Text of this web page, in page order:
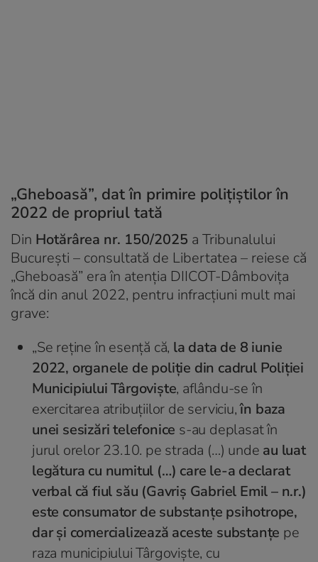
„Gheboasă”, dat în primire polițiștilor în
2022 de propriul tată
Din Hotărârea nr. 150/2025 a Tribunalului
București – consultată de Libertatea – reiese că
„Gheboasă” era în atenția DIICOT-Dâmbovița
încă din anul 2022, pentru infracțiuni mult mai
grave:
„Se reține în esență că, la data de 8 iunie
2022, organele de poliție din cadrul Poliției
Municipiului Târgoviște, aflându-se în
exercitarea atribuțiilor de serviciu,în baza
unei sesizări telefonice s-au deplasat în
jurul orelor 23.10. pe strada (…) unde au luat
legătura cu numitul (…) care le-a declarat
verbal că fiul său (Gavriș Gabriel Emil – n.r.)
este consumator de substanțe psihotrope,
dar și comercializează aceste substanțe pe
raza municipiului Târgoviște, cu